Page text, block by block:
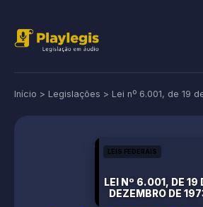
Início > Legislações > Lei nº 6.001, de 19
LEIS FEDERAIS
LEI Nº 6.001, DE 19
DEZEMBRO DE